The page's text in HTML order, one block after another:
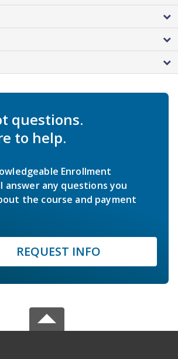
questions.
to help.
Enrollment
answer any questions you
the course and payment
REQUEST INFO